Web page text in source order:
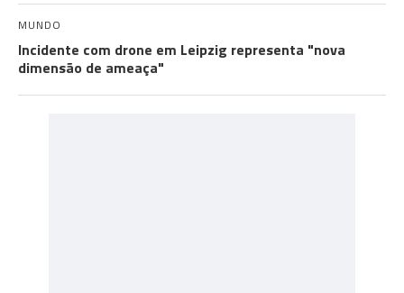
MUNDO
Incidente com drone em Leipzig representa "nova
dimensão de ameaça"